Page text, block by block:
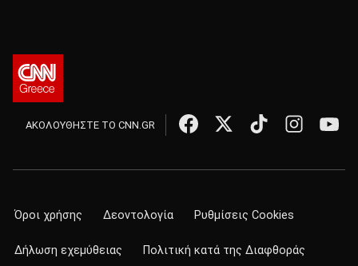
ΑΚΟΛΟΥΘΗΣΤΕ ΤΟ CNN.GR
Όροι χρήσης Δεοντολογία Ρυθμίσεις Cookies
Δήλωση εχεμύθειας Πολιτική κατά της Διαφθοράς